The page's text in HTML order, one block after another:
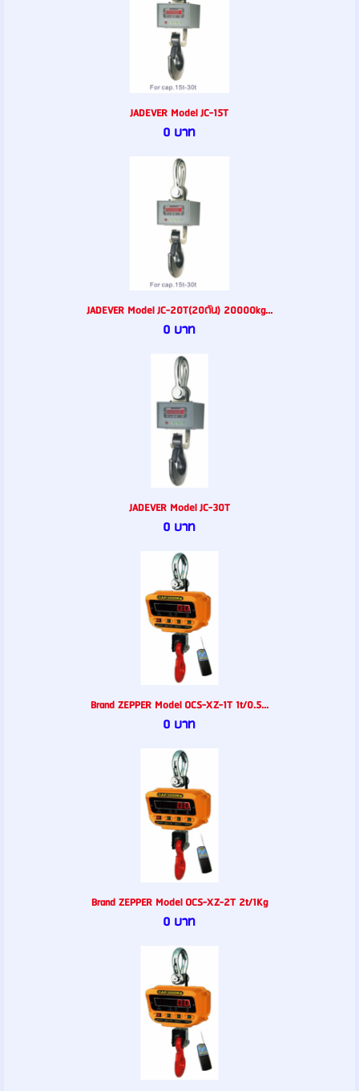
JADEVER Model JC-15T
0 บาท
JADEVER Model JC-20T(20ตัน) 20000kg...
0 บาท
JADEVER Model JC-30T
0 บาท
Brand ZEPPER Model OCS-XZ-1T 1t/0.5...
0 บาท
Brand ZEPPER Model OCS-XZ-2T 2t/1Kg
0 บาท